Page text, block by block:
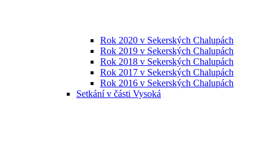
Rok 2020 v Sekerských Chalupách
Rok 2019 v Sekerských Chalupách
Rok 2018 v Sekerských Chalupách
Rok 2017 v Sekerských Chalupách
Rok 2016 v Sekerských Chalupách
Setkání v části Vysoká